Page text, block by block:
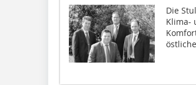
Die
Klima-